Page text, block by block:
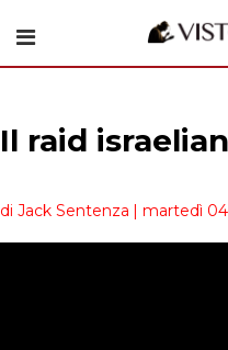
Il raid
di Jack Sentenza | martedì